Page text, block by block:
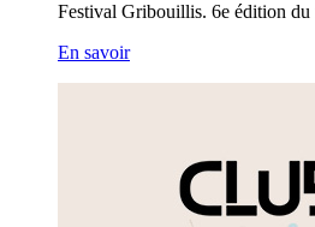
Festival Gribouillis. 6e édition
En savoir